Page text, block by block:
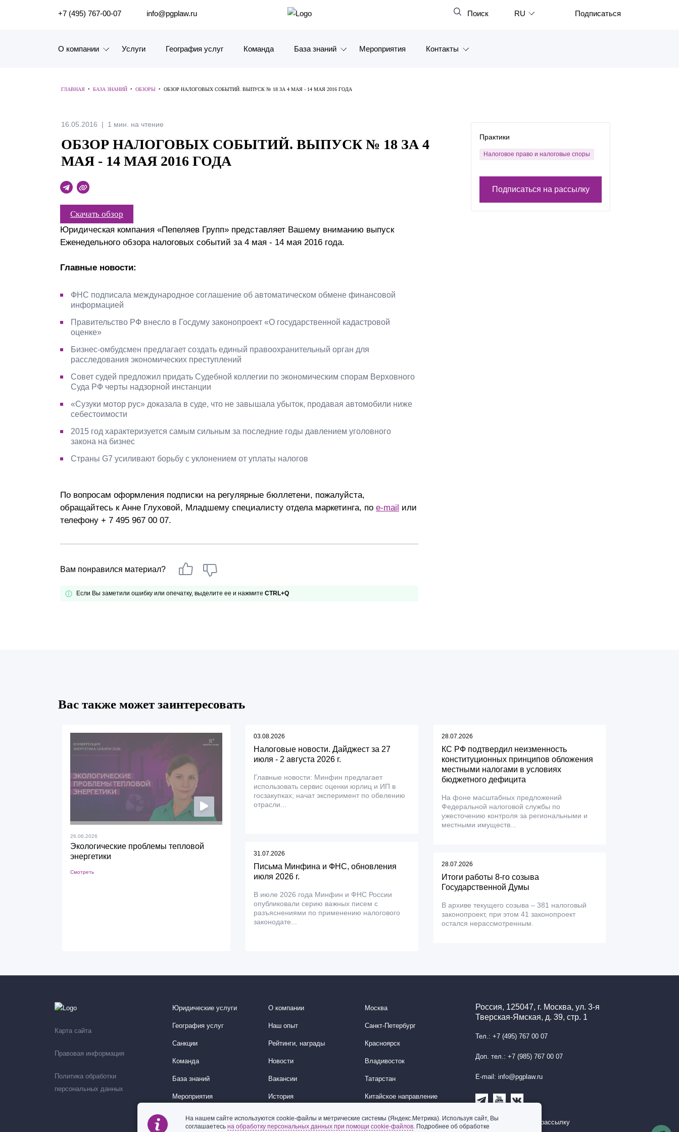
ПОИСК ПО САЙТУ Закрыть
+7 (495) 767-00-07 info@pgplaw.ru Поиск RU
Français
Português
Подписаться
О компании
Наш опыт
Рейтинги, Награды, Цифры
Карьера
История компании
Почему «Пепеляев Групп»?
Социальная
ответственность
Услуги География услуг Команда База знаний
Видео
Презентации экспертов
Мероприятия Контакты
Владивосток
ГЛАВНАЯ • БАЗА ЗНАНИЙ • ОБЗОРЫ • ОБЗОР НАЛОГОВЫХ СОБЫТИЙ. ВЫПУСК № 18 ЗА 4 МАЯ - 14 МАЯ 2016 ГОДА
16.05.2016 1 мин. на чтение
ОБЗОР НАЛОГОВЫХ СОБЫТИЙ. ВЫПУСК № 18 ЗА 4
МАЯ - 14 МАЯ 2016 ГОДА
Скачать обзор
Юридическая компания «Пепеляев Групп» представляет Вашему вниманию выпуск
Еженедельного обзора налоговых событий за 4 мая - 14 мая 2016 года.
Главные новости:
ФНС подписала международное соглашение об автоматическом обмене финансовой
информацией
Правительство РФ внесло в Госдуму законопроект «О государственной кадастровой
оценке»
Бизнес-омбудсмен предлагает создать единый правоохранительный орган для
расследования экономических преступлений
Совет судей предложил придать Судебной коллегии по экономическим спорам Верховного
Суда РФ черты надзорной инстанции
«Сузуки мотор рус» доказала в суде, что не завышала убыток, продавая автомобили ниже
себестоимости
2015 год характеризуется самым сильным за последние годы давлением уголовного
закона на бизнес
Страны G7 усиливают борьбу с уклонением от уплаты налогов
По вопросам оформления подписки на регулярные бюллетени, пожалуйста,
обращайтесь к Анне Глуховой, Младшему специалисту отдела маркетинга, по e-mail или
телефону + 7 495 967 00 07.
Вам понравился материал?
Если Вы заметили ошибку или опечатку, выделите ее и нажмите CTRL+Q
Практики
Налоговое право и налоговые споры
Подписаться на рассылку
Вас также может заинтересовать
26.06.2026
Экологические проблемы тепловой
энергетики
Смотреть
03.08.2026
Налоговые новости. Дайджест за 27
июля - 2 августа 2026 г.
Главные новости: Минфин предлагает
использовать сервис оценки юрлиц и ИП в
госзакупках; начат эксперимент по обелению
отрасли...
31.07.2026
Письма Минфина и ФНС, обновления
июля 2026 г.
В июле 2026 года Минфин и ФНС России
опубликовали серию важных писем с
разъяснениями по применению налогового
законодате...
28.07.2026
КС РФ подтвердил неизменность
конституционных принципов обложения
местными налогами в условиях
бюджетного дефицита
На фоне масштабных предложений
Федеральной налоговой службы по
ужесточению контроля за региональными и
местными имуществ...
28.07.2026
Итоги работы 8-го созыва
Государственной Думы
В архиве текущего созыва – 381 налоговый
законопроект, при этом 41 законопроект
остался нерассмотренным.
Карта сайта
Правовая информация
Политика обработки
персональных данных
Юридические услуги
География услуг
Санкции
Команда
База знаний
Мероприятия
О компании
Наш опыт
Рейтинги, награды
Новости
Вакансии
История
Москва
Санкт-Петербург
Красноярск
Владивосток
Татарстан
Китайское направление
Корейское направление
Россия, 125047, г. Москва, ул. 3-я
Тверская-Ямская, д. 39, стр. 1
Тел.: +7 (495) 767 00 07
Доп. тел.: +7 (985) 767 00 07
E-mail: info@pgplaw.ru
Подписаться на рассылку
На нашем сайте используются cookie-файлы и метрические системы (Яндекс.Метрика). Используя сайт, Вы
соглашаетесь на обработку персональных данных при помощи cookie-файлов. Подробнее об обработке